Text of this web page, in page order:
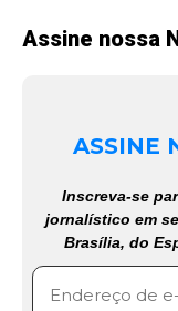
Assine nossa
ASSINE
Inscreva-se
jornalístico em
Brasília, do